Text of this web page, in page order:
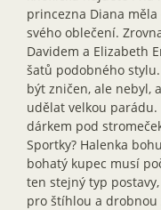
princezna Diana
svého oblečení.
Davidem a Elizabeth
šatů podobného
být zničen, ale nebyl,
udělat velkou
dárkem pod
Sportky? Halenka
bohatý kupec musí
ten stejný typ
pro štíhlou a drobnou